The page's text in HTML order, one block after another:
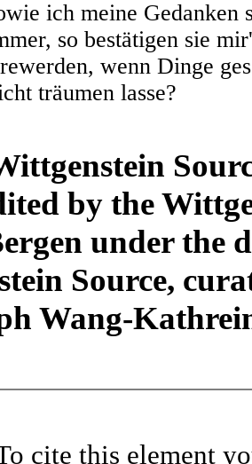
ich meine
so bestätigen sie
wenn Dinge
träumen lasse?
by the
under the
Source,
Wang-
cite this element